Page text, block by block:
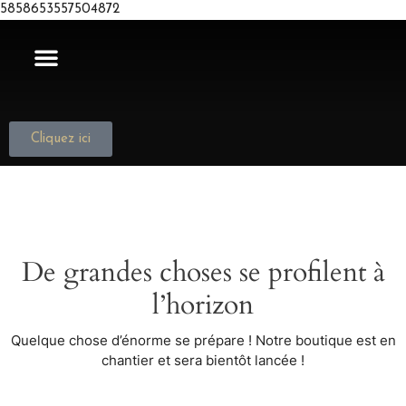
5858653557504872
Cliquez ici
De grandes choses se profilent à
l’horizon
Quelque chose d’énorme se prépare ! Notre boutique est en
chantier et sera bientôt lancée !